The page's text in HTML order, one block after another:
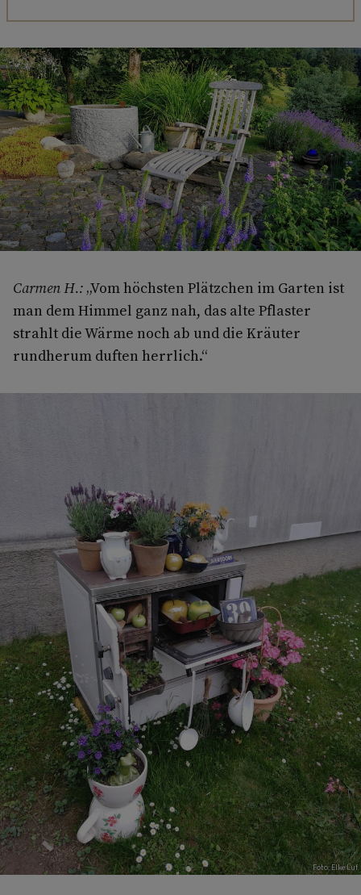
Carmen H.: „Vom höchsten Plätzchen im Garten ist
man dem Himmel ganz nah, das alte Pflaster
strahlt die Wärme noch ab und die Kräuter
rundherum duften herrlich.“
Foto: Elke Luf